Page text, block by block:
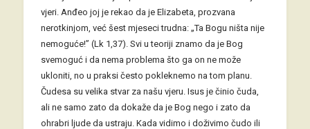
vjeri. Anđeo joj je rekao da je Elizabeta, prozvana
nerotkinjom, već šest mjeseci trudna: „Ta Bogu ništa nije
nemoguće!” (Lk 1,37). Svi u teoriji znamo da je Bog
svemoguć i da nema problema što ga on ne može
ukloniti, no u praksi često pokleknemo na tom planu.
Čudesa su velika stvar za našu vjeru. Isus je činio čuda,
ali ne samo zato da dokaže da je Bog nego i zato da
ohrabri ljude da ustraju. Kada vidimo i doživimo čudo ili